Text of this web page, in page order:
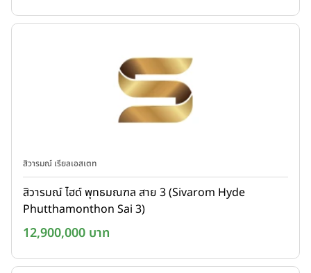
สิวารมณ์ เรียลเอสเตท
สิวารมณ์ ไฮด์ พุทธมณฑล สาย 3 (Sivarom Hyde
Phutthamonthon Sai 3)
12,900,000 บาท